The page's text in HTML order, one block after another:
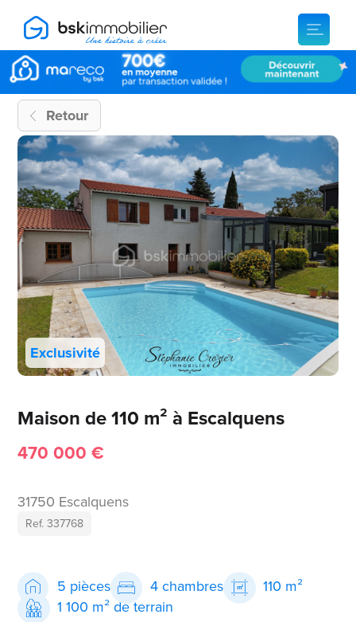
Retour
Exclusivité
Maison de 110 m² à Escalquens
470 000 €
31750 Escalquens
Ref. 337768
5 pièces 4 chambres
110 m²
1 100 m² de terrain